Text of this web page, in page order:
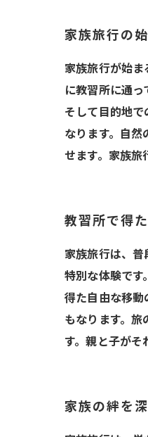
家族旅行の
家族旅行が始
に教習所に通
そして目的地
なります。自
せます。家族旅
教習所で得
家族旅行は、
特別な体験です
得た自由な移動
もなります。
す。親と子がそ
家族の絆を